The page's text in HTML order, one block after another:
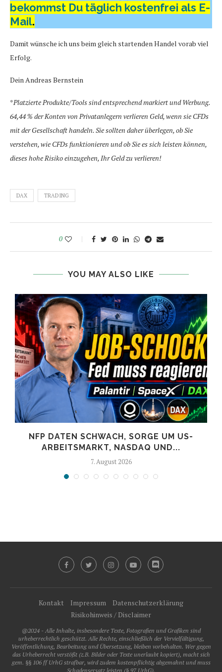
bekommst Du täglich kostenfrei als E-
Mail.
Damit wünsche ich uns beim gleich startenden Handel vorab viel
Erfolg.
Dein Andreas Bernstein
*Platzierte Produkte/Tools sind entsprechend markiert und Werbung.
64,44 % der Konten von Privatanlegern verlieren Geld, wenn sie CFDs
mit der Gesellschaft handeln. Sie sollten daher überlegen, ob Sie
verstehen, wie CFDs funktionieren und ob Sie es sich leisten können,
dieses hohe Risiko einzugehen, Ihr Geld zu verlieren!
DAX TRADING
0
YOU MAY ALSO LIKE
NFP DATEN SCHWACH, SORGE UM US-
ARBEITSMARKT, NASDAQ UND...
7. August 2026
Kontakt Impressum
Datenschutzerklärung
Risikohinweis / Disclaimer
@2024 - Alle Inhalte, insbesondere Texte, Fotografien und Grafiken sind
urheberrechtlich geschützt. Alle Rechte, einschließlich der Vervielfältigung,
Veröffentlichung, Bearbeitung und Übersetzung, bleiben vorbehalten. Wer gegen
das Urheberrecht verstößt (z.B. Bilder oder Texte unerlaubt kopiert), macht sich
gem. §§ 106 ff UrhG strafbar, wird zudem kostenpflichtig abgemahnt und muss
Schadensersatz leisten (§ 97 UrhG).